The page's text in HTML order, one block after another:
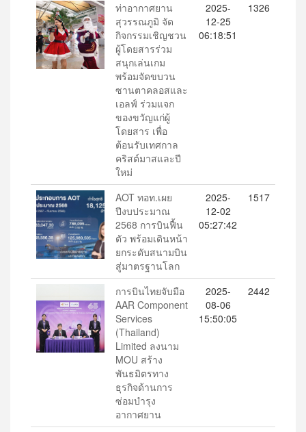
ท่าอากาศยาน
สุวรรณภูมิ จัด
กิจกรรมเชิญชวน
ผู้โดยสารร่วม
สนุกเล่นเกม
พร้อมจัดขบวน
ซานตาคลอสและ
เอลฟ์ ร่วมแจก
ของขวัญแก่ผู้
โดยสาร เพื่อ
ต้อนรับเทศกาล
คริสต์มาสและปี
ใหม่
2025-
12-25
06:18:51
1326
AOT ทอท.เผย
ปีงบประมาณ
2568 การบินฟื้น
ตัว พร้อมเดินหน้า
ยกระดับสนามบิน
สู่มาตรฐานโลก
2025-
12-02
05:27:42
1517
การบินไทยจับมือ
AAR Component
Services
(Thailand)
Limited ลงนาม
MOU สร้าง
พันธมิตรทาง
ธุรกิจด้านการ
ซ่อมบำรุง
อากาศยาน
2025-
08-06
15:50:05
2442